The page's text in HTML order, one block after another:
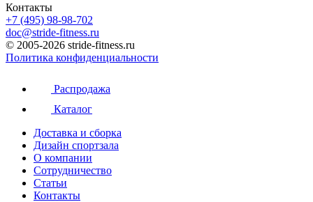
Контакты
+7 (495) 98-98-702
doc@stride-fitness.ru
© 2005-2026 stride-fitness.ru
Политика конфиденциальности
Распродажа
Каталог
Доставка и сборка
Дизайн спортзала
О компании
Сотрудничество
Статьи
Контакты